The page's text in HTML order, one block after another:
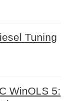
Tuning
WinOLS 5: